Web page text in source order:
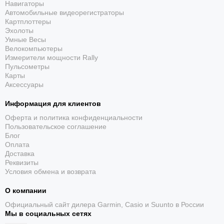
разных часовых поясах.
Технологически продвинутых людей, ценящих современные
функции.
Вывод:
Casio OCEANUS OCW-T2600-2A3
стиль и современные технологии. Эти часы станут верным
спутником на долгие годы, подчеркивая ваш безупречный вкус и
статус.
Навигаторы
Автомобильные видеорегистраторы
Картплоттеры
Эхолоты
Умные Весы
Велокомпьютеры
Измерители мощности Rally
Пульсометры
Карты
Аксессуары
Информация для клиентов
Оферта и политика конфиденциальности
Пользовательское соглашение
Блог
Оплата
Доставка
Реквизиты
Условия обмена и возврата
О компании
Официальный сайт дилера Garmin, Casio и Suunto в России
Мы в социальных сетях